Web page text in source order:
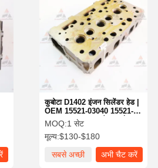
कुबोटा D1402 इंजन सिलेंडर हेड |
OEM 15521-03040 15521-
03044 | उत्खनन, ट्रैक्टर और
स्किड स्टीयर स्पेयर पार्ट्स इंजन
सिलेंडर हेड
MOQ:1 सेट
मूल्य:$130-$180
सबसे अच्छी
अभी चैट करें